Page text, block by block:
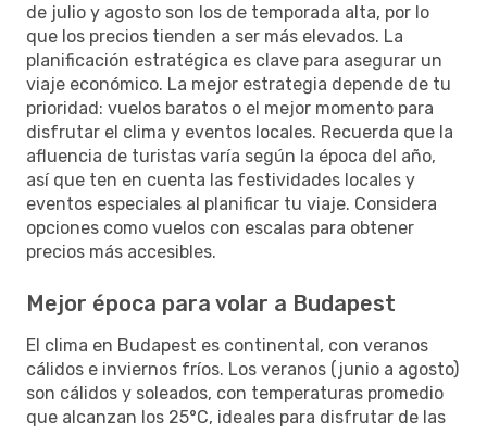
de julio y agosto son los de temporada alta, por lo
que los precios tienden a ser más elevados. La
planificación estratégica es clave para asegurar un
viaje económico. La mejor estrategia depende de tu
prioridad: vuelos baratos o el mejor momento para
disfrutar el clima y eventos locales. Recuerda que la
afluencia de turistas varía según la época del año,
así que ten en cuenta las festividades locales y
eventos especiales al planificar tu viaje. Considera
opciones como vuelos con escalas para obtener
precios más accesibles.
Mejor época para volar a Budapest
El clima en Budapest es continental, con veranos
cálidos e inviernos fríos. Los veranos (junio a agosto)
son cálidos y soleados, con temperaturas promedio
que alcanzan los 25°C, ideales para disfrutar de las